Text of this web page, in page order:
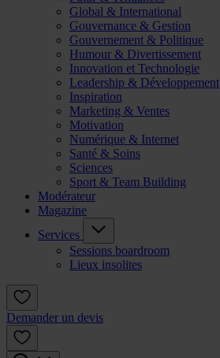
Global & International
Gouvernance & Gestion
Gouvernement & Politique
Humour & Divertissement
Innovation et Technologie
Leadership & Développement
Inspiration
Marketing & Ventes
Motivation
Numérique & Internet
Santé & Soins
Sciences
Sport & Team Building
Modérateur
Magazine
Services
Sessions boardroom
Lieux insolites
Demander un devis